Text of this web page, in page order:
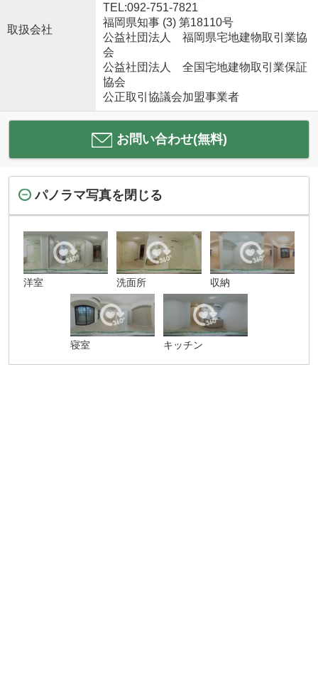
取扱会社
TEL:092-751-7821
福岡県知事 (3) 第18110号
公益社団法人 福岡県宅地建物取引業協
会
公益社団法人 全国宅地建物取引業保証
協会
公正取引協議会加盟事業者
お問い合わせ(無料)
パノラマ写真を閉じる
洋室 洗面所 収納
寝室 キッチン